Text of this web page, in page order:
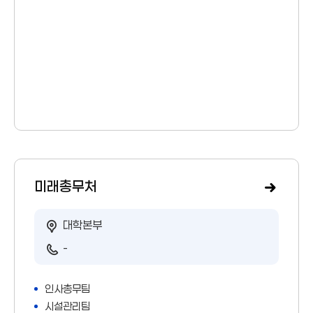
미래총무처
대학본부
-
인사총무팀
시설관리팀